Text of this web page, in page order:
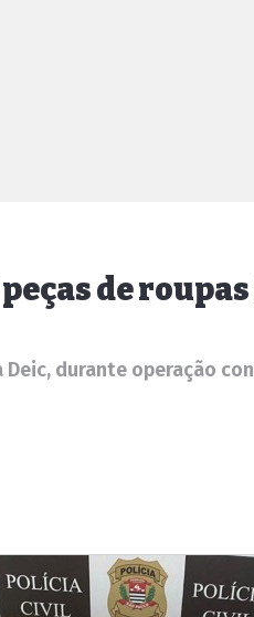
de
durante operação